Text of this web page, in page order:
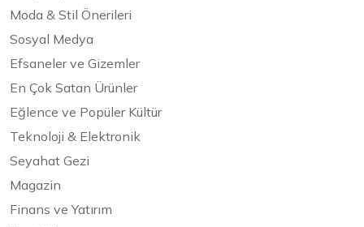
Moda & Stil Önerileri
Sosyal Medya
Efsaneler ve Gizemler
En Çok Satan Ürünler
Eğlence ve Popüler Kültür
Teknoloji & Elektronik
Seyahat Gezi
Magazin
Finans ve Yatırım